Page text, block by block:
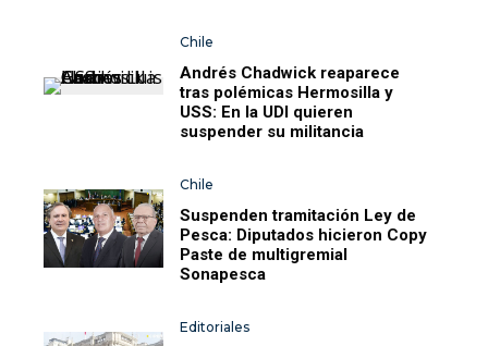
Chile
Andrés Chadwick reaparece
tras polémicas Hermosilla y
USS: En la UDI quieren
suspender su militancia
Chile
Suspenden tramitación Ley de
Pesca: Diputados hicieron Copy
Paste de multigremial
Sonapesca
Editoriales